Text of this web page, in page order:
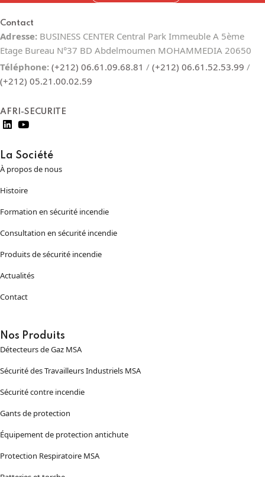
Contact
Adresse: BUSINESS CENTER Central Park Immeuble A 5ème
Etage Bureau N°37 BD Abdelmoumen MOHAMMEDIA 20650
Téléphone: (+212) 06.61.09.68.81 / (+212) 06.61.52.53.99 /
(+212) 05.21.00.02.59
AFRI-SECURITE
La Société
À propos de nous
Histoire
Formation en sécurité incendie
Consultation en sécurité incendie
Produits de sécurité incendie
Actualités
Contact
Nos Produits
Détecteurs de Gaz MSA
Sécurité des Travailleurs Industriels MSA
Sécurité contre incendie
Gants de protection
Équipement de protection antichute
Protection Respiratoire MSA